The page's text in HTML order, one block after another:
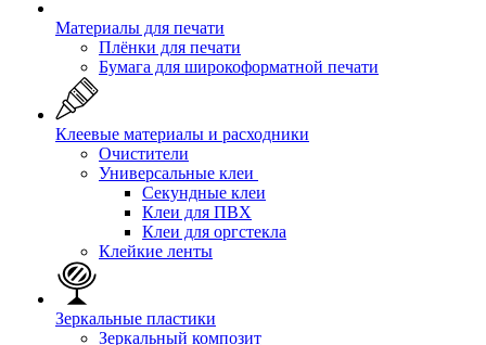
Материалы для печати
Плёнки для печати
Бумага для широкоформатной печати
Клеевые материалы и расходники
Очистители
Универсальные клеи
Секундные клеи
Клеи для ПВХ
Клеи для оргстекла
Клейкие ленты
Зеркальные пластики
Зеркальный композит